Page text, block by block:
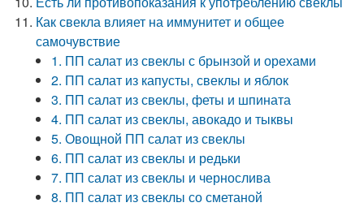
Как свекла влияет на иммунитет и общее
самочувствие
1. ПП салат из свеклы с брынзой и орехами
2. ПП салат из капусты, свеклы и яблок
3. ПП салат из свеклы, феты и шпината
4. ПП салат из свеклы, авокадо и тыквы
5. Овощной ПП салат из свеклы
6. ПП салат из свеклы и редьки
7. ПП салат из свеклы и чернослива
8. ПП салат из свеклы со сметаной